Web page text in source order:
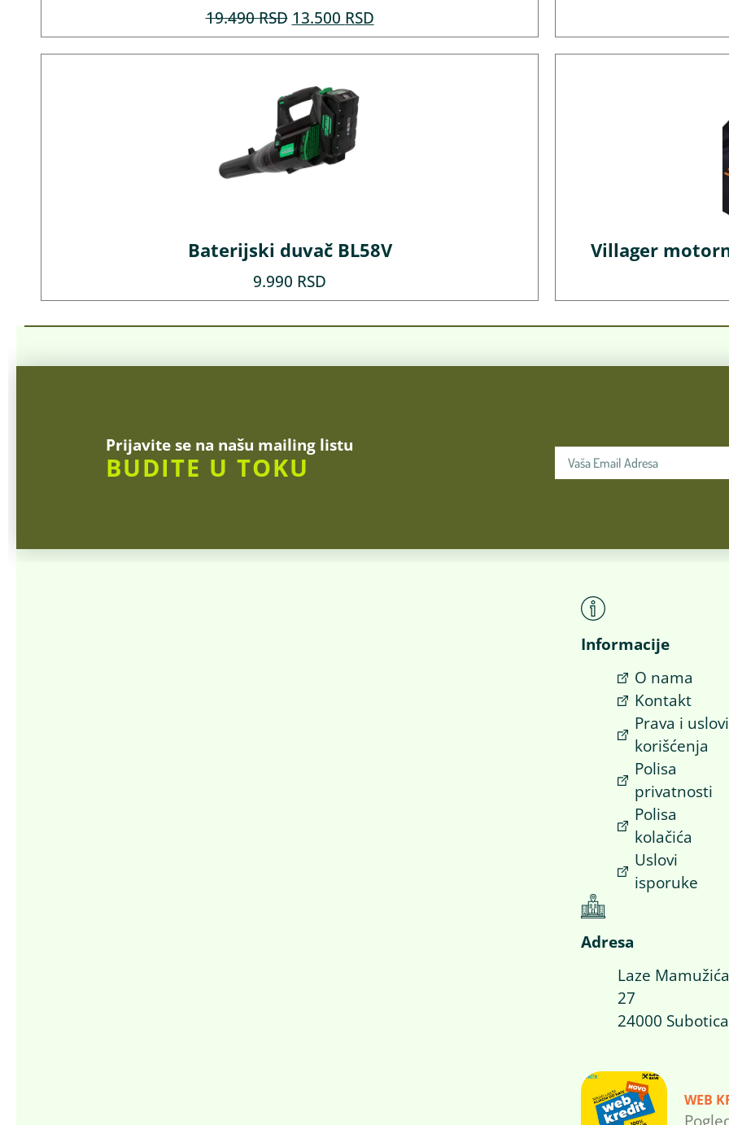
19.490RSD 13.500 RSD
Baterijski duvač BL58V
9.990 RSD
Villager
Prijavite se na našu mailing listu
BUDITE U TOKU
Informacije
O nama
Kontakt
Prava i uslovi
korišćenja
Polisa
privatnosti
Polisa
kolačića
Uslovi
isporuke
Adresa
Laze Mamužića
27
24000 Subotica
WEB